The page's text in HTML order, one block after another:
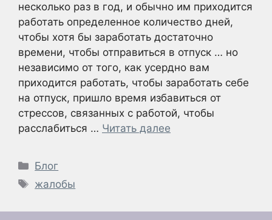
несколько раз в год, и обычно им приходится
работать определенное количество дней,
чтобы хотя бы заработать достаточно
времени, чтобы отправиться в отпуск … но
независимо от того, как усердно вам
приходится работать, чтобы заработать себе
на отпуск, пришло время избавиться от
стрессов, связанных с работой, чтобы
расслабиться … Читать далее
Рубрики
Блог
Метки
жалобы